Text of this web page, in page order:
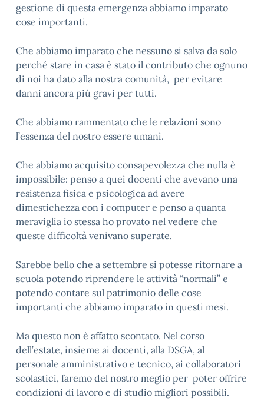
gestione di questa emergenza abbiamo imparato
cose importanti.
Che abbiamo imparato che nessuno si salva da solo
perché stare in casa è stato il contributo che ognuno
di noi ha dato alla nostra comunità, per evitare
danni ancora più gravi per tutti.
Che abbiamo rammentato che le relazioni sono
l’essenza del nostro essere umani.
Che abbiamo acquisito consapevolezza che nulla è
impossibile: penso a quei docenti che avevano una
resistenza fisica e psicologica ad avere
dimestichezza con i computer e penso a quanta
meraviglia io stessa ho provato nel vedere che
queste difficoltà venivano superate.
Sarebbe bello che a settembre si potesse ritornare a
scuola potendo riprendere le attività “normali” e
potendo contare sul patrimonio delle cose
importanti che abbiamo imparato in questi mesi.
Ma questo non è affatto scontato. Nel corso
dell’estate, insieme ai docenti, alla DSGA, al
personale amministrativo e tecnico, ai collaboratori
scolastici, faremo del nostro meglio per poter offrire
condizioni di lavoro e di studio migliori possibili.